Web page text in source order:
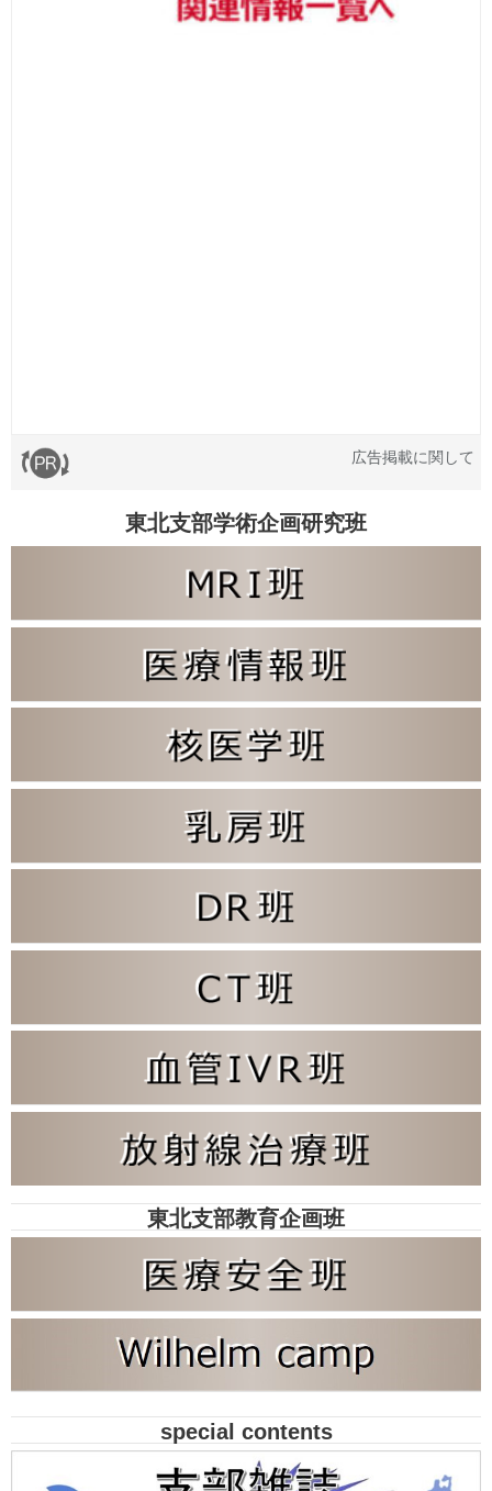
広告掲載に関して
東北支部学術企画研究班
東北支部教育企画班
special contents